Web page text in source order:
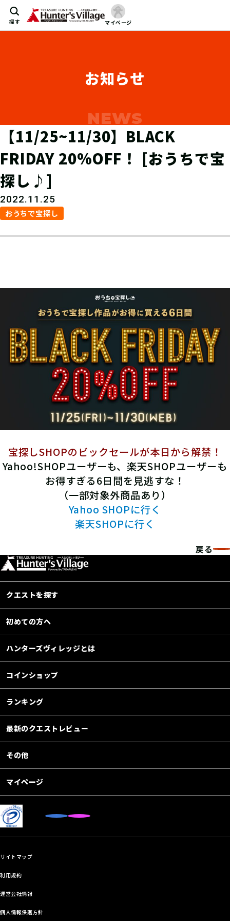
探す マイページ
お知らせ
【11/25~11/30】BLACK
FRIDAY 20%OFF！ [おうちで宝
探し♪]
2022.11.25
おうちで宝探し
宝探しSHOPのビックセールが本日から解禁！
Yahoo!SHOPユーザーも、楽天SHOPユーザーも
お得すぎる6日間を見逃すな！
（一部対象外商品あり）
Yahoo SHOPに行く
楽天SHOPに行く
戻る
クエストを探す
初めての方へ
ハンターズヴィレッジとは
コインショップ
ランキング
最新のクエストレビュー
その他
マイページ
サイトマップ
利用規約
運営会社情報
個人情報保護方針